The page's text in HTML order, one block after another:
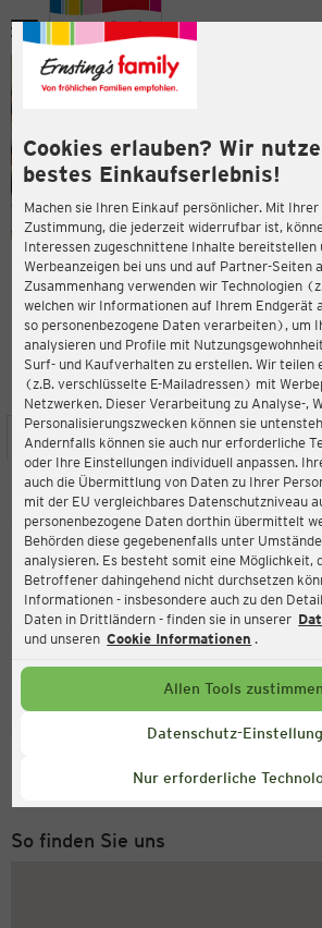
Cookies erlauben? Wir
bestes Einkaufserlebnis!
Machen sie Ihren Einkauf persönlicher. Mit
Zustimmung, die jederzeit widerrufbar ist,
Interessen zugeschnittene Inhalte bereitstellen
Werbeanzeigen bei uns und auf Partner-Seiten
Zusammenhang verwenden wir Technologien
welchen wir Informationen auf Ihrem Endgerät
so personenbezogene Daten verarbeiten), um
analysieren und Profile mit
Surf- und Kaufverhalten zu erstellen. Wir teilen
(z.B. verschlüsselte E-Mailadressen) mit
Netzwerken. Dieser Verarbeitung zu Analyse-,
Personalisierungszwecken können sie
Andernfalls können sie auch nur erforderliche
oder Ihre Einstellungen individuell anpassen.
auch die Übermittlung von Daten zu Ihrer
mit der EU vergleichbares Datenschutzniveau
personenbezogene Daten dorthin übermittelt
Behörden diese gegebenenfalls unter
analysieren. Es besteht somit eine Möglichkeit,
Betroffener dahingehend nicht durchsetzen
Informationen - insbesondere auch zu den
Daten in Drittländern - finden sie in unserer
und unseren Cookie Informationen .
Allen Tools zustimmen
Datenschutz-
Nur erforderliche
Menü
ERNSTING'S FAMILY
Marktstraße
71254
3,6
STANDORT SERVICES SORTIMENT
Ernsting's family
Marktstraße 26, 71254 Ditzingen
Aktuell:
Geöffnet
Service Hotline
Montag bis Freitag 8-18 Uhr
So finden Sie uns